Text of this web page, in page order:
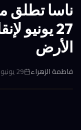
27
الأرض
فاطمة الزهراء 29 يونيو 2026 في 10:06 ص